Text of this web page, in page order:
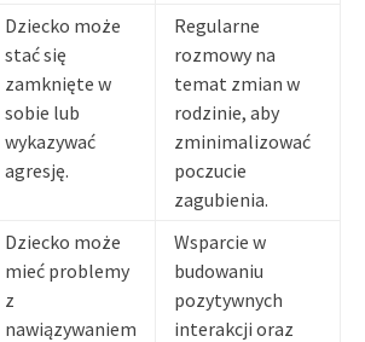
Dziecko może
stać się
zamknięte w
sobie lub
wykazywać
agresję.
Regularne
rozmowy na
temat zmian w
rodzinie, aby
zminimalizować
poczucie
zagubienia.
Dziecko może
mieć problemy
z
nawiązywaniem
Wsparcie w
budowaniu
pozytywnych
interakcji oraz